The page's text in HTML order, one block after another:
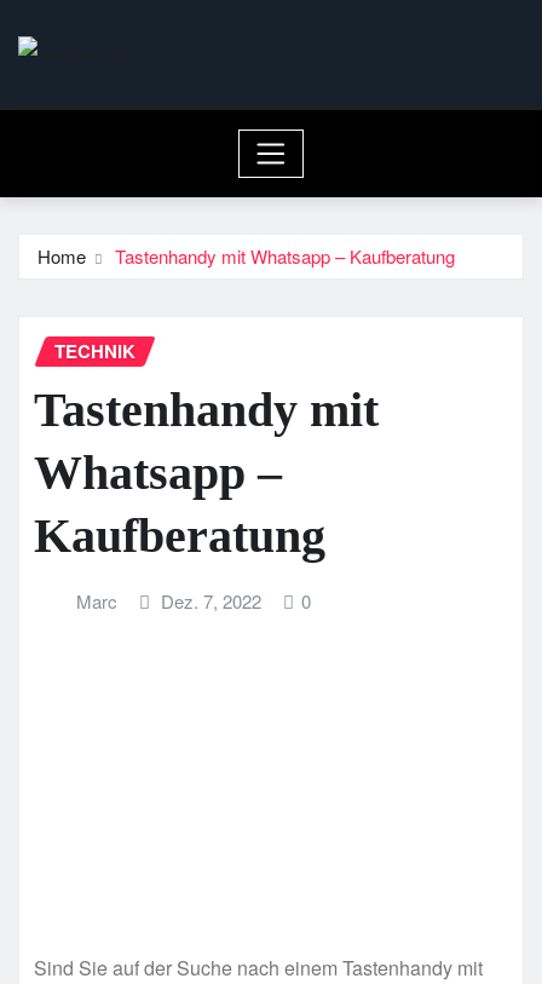
Home Tastenhandy mit Whatsapp – Kaufberatung
TECHNIK
Tastenhandy mit
Whatsapp –
Kaufberatung
Marc Dez. 7, 2022 0
Sind Sie auf der Suche nach einem Tastenhandy mit